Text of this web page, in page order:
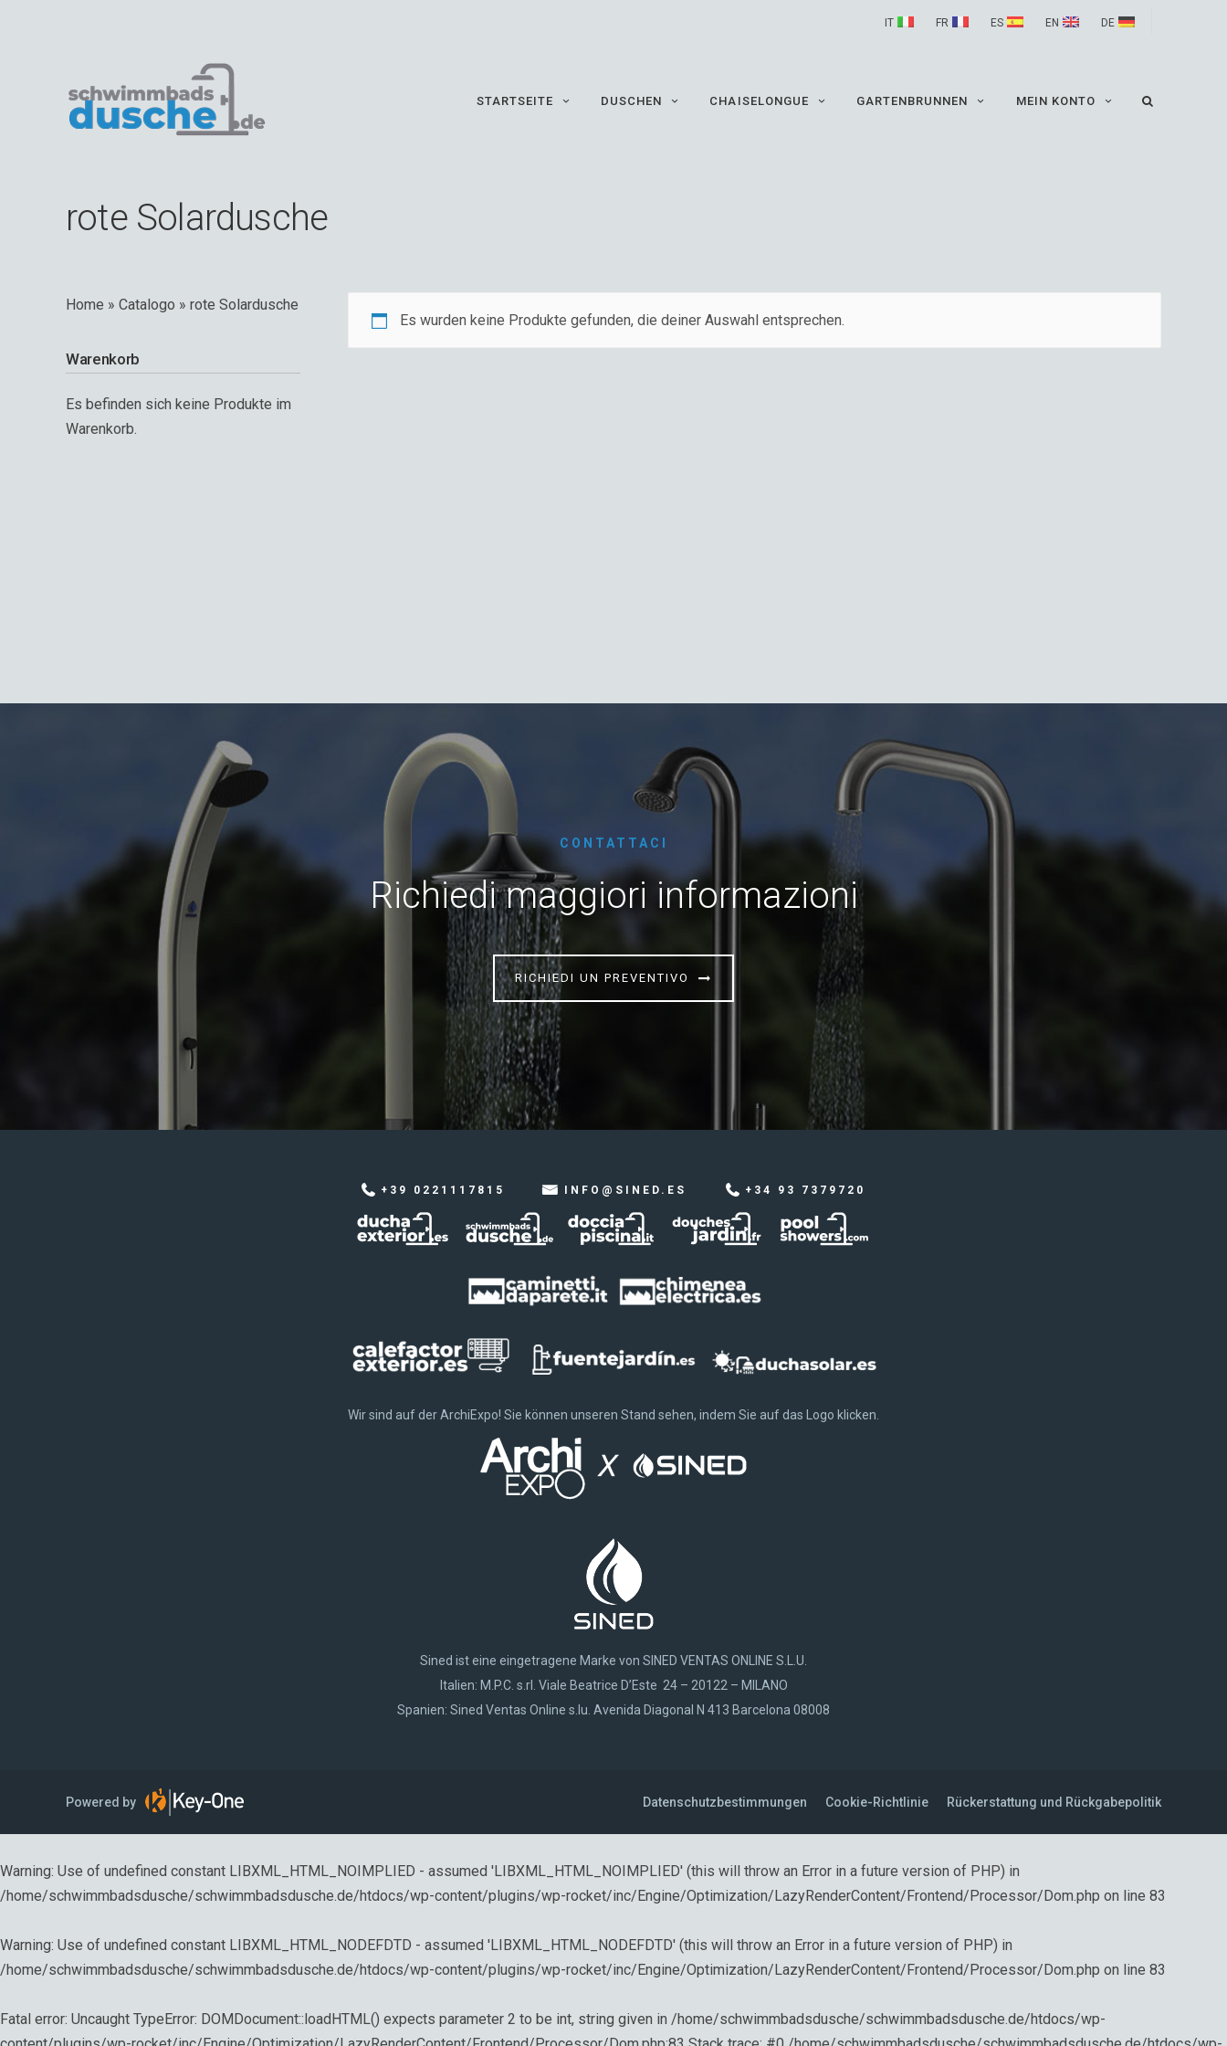
IT FR ES EN DE
STARTSEITE DUSCHEN CHAISELONGUE GARTENBRUNNEN MEIN KONTO
rote Solardusche
Home » Catalogo » rote Solardusche
Warenkorb
Es befinden sich keine Produkte im
Warenkorb.
Es wurden keine Produkte gefunden, die deiner Auswahl entsprechen.
CONTATTACI
Richiedi maggiori informazioni
RICHIEDI UN PREVENTIVO
+39 0221117815 INFO@SINED.ES +34 93 7379720
Wir sind auf der ArchiExpo! Sie können unseren Stand sehen, indem Sie auf das Logo klicken.
Sined ist eine eingetragene Marke von SINED VENTAS ONLINE S.L.U.
Italien: M.P.C. s.rl. Viale Beatrice D’Este 24 – 20122 – MILANO
Spanien: Sined Ventas Online s.lu. Avenida Diagonal N 413 Barcelona 08008
Powered by Datenschutzbestimmungen Cookie-Richtlinie Rückerstattung und Rückgabepolitik
Warning: Use of undefined constant LIBXML_HTML_NOIMPLIED - assumed 'LIBXML_HTML_NOIMPLIED' (this will throw an Error in a future version of PHP) in
/home/schwimmbadsdusche/schwimmbadsdusche.de/htdocs/wp-content/plugins/wp-rocket/inc/Engine/Optimization/LazyRenderContent/Frontend/Processor/Dom.php on line 83
Warning: Use of undefined constant LIBXML_HTML_NODEFDTD - assumed 'LIBXML_HTML_NODEFDTD' (this will throw an Error in a future version of PHP) in
/home/schwimmbadsdusche/schwimmbadsdusche.de/htdocs/wp-content/plugins/wp-rocket/inc/Engine/Optimization/LazyRenderContent/Frontend/Processor/Dom.php on line 83
Fatal error: Uncaught TypeError: DOMDocument::loadHTML() expects parameter 2 to be int, string given in /home/schwimmbadsdusche/schwimmbadsdusche.de/htdocs/wp-